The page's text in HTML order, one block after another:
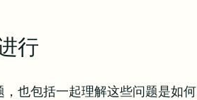
行
，也包括一起理解这些问题是如何